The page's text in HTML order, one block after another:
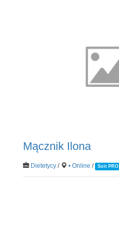
Mącznik Ilona
Dietetycy/ • Online / Soit PRO